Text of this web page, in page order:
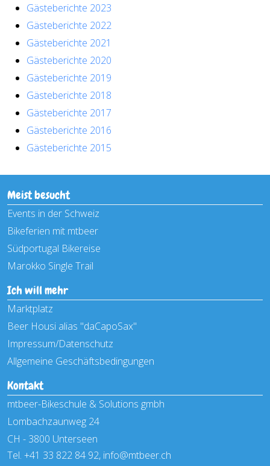
Gästeberichte 2023
Gästeberichte 2022
Gästeberichte 2021
Gästeberichte 2020
Gästeberichte 2019
Gästeberichte 2018
Gästeberichte 2017
Gästeberichte 2016
Gästeberichte 2015
Meist besucht
Events in der Schweiz
Bikeferien mit mtbeer
Südportugal Bikereise
Marokko Single Trail
Ich will mehr
Marktplatz
Beer Housi alias "daCapoSax"
Impressum/Datenschutz
Allgemeine Geschäftsbedingungen
Kontakt
mtbeer-Bikeschule & Solutions gmbh
Lombachzaunweg 24
CH - 3800 Unterseen
Tel. +41 33 822 84 92, info@mtbeer.ch